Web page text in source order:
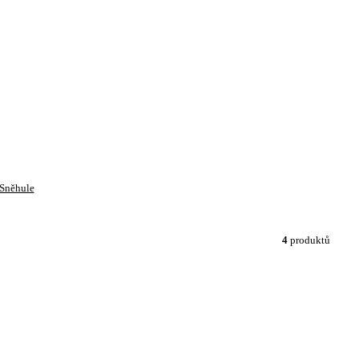
Sněhule
4 produktů